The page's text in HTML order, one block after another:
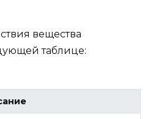
вещества
таблице: